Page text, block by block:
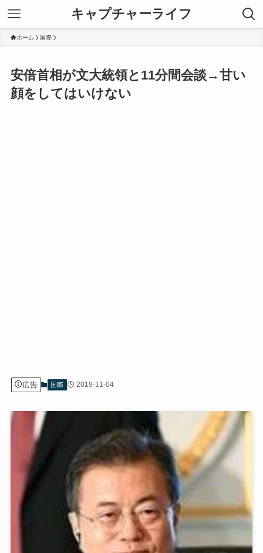
キャプチャーライフ
ホーム 国際
安倍首相が文大統領と11分間会談→甘い
顔をしてはいけない
広告 国際 2019-11-04